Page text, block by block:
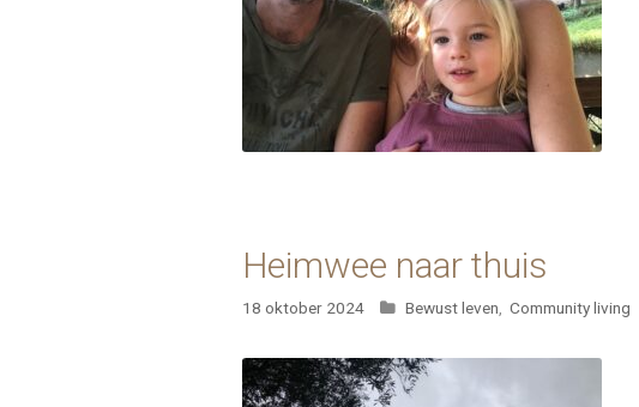
Heimwee naar thuis
18 oktober 2024 Categorieën
Bewust leven Community living